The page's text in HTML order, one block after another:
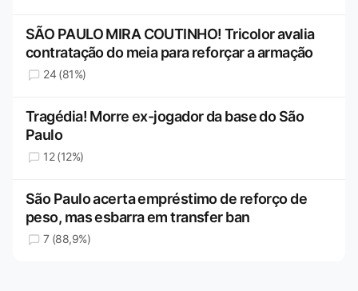
SÃO PAULO MIRA COUTINHO! Tricolor avalia
contratação do meia para reforçar a armação
24 (81%)
Tragédia! Morre ex-jogador da base do São
Paulo
12 (12%)
São Paulo acerta empréstimo de reforço de
peso, mas esbarra em transfer ban
7 (88,9%)